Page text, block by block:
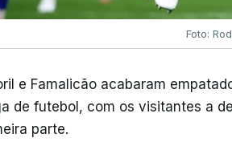
Foto:
e Famalicão acabaram
de futebol, com os visitantes a
parte.